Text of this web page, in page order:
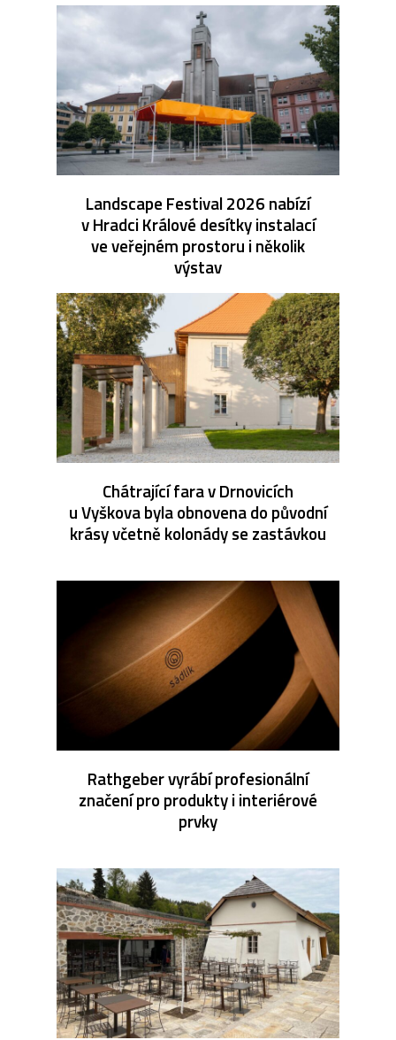
Landscape Festival 2026 nabízí
v Hradci Králové desítky instalací
ve veřejném prostoru i několik
výstav
Chátrající fara v Drnovicích
u Vyškova byla obnovena do původní
krásy včetně kolonády se zastávkou
Rathgeber vyrábí profesionální
značení pro produkty i interiérové
prvky